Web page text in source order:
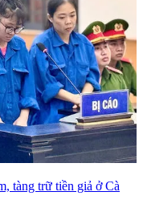
tàng trữ tiền giả ở Cà